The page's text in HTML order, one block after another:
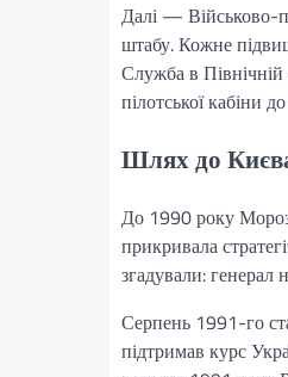
Далі — Військово-
штабу. Кожне
Служба в
пілотської кабіни
Шлях до
До 1990 року
прикривала
згадували: генерал
Серпень 1991-го
підтримав курс